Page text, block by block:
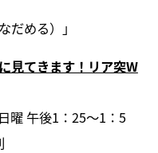
だめる）」
見てきます！リア突W
曜 午後1：25～1：5